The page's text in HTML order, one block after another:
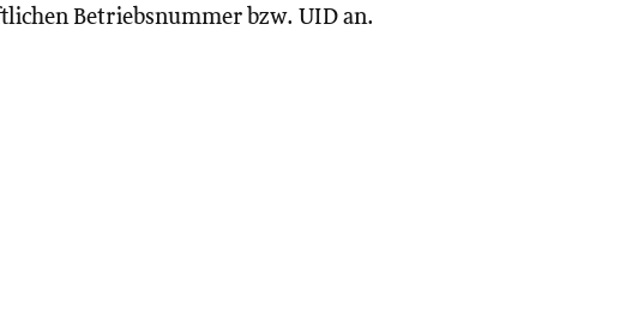
Betriebsnummer bzw. UID an.